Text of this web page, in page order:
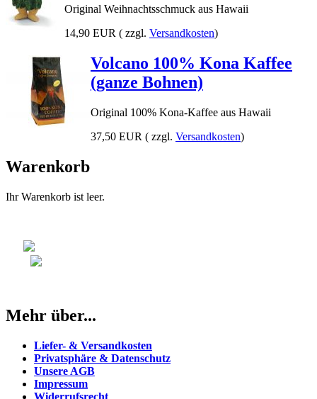
Original Weihnachtsschmuck aus Hawaii
14,90 EUR ( zzgl. Versandkosten)
Volcano 100% Kona Kaffee
(ganze Bohnen)
Original 100% Kona-Kaffee aus Hawaii
37,50 EUR ( zzgl. Versandkosten)
Warenkorb
Ihr Warenkorb ist leer.
Mehr über...
Liefer- & Versandkosten
Privatsphäre & Datenschutz
Unsere AGB
Impressum
Widerrufsrecht